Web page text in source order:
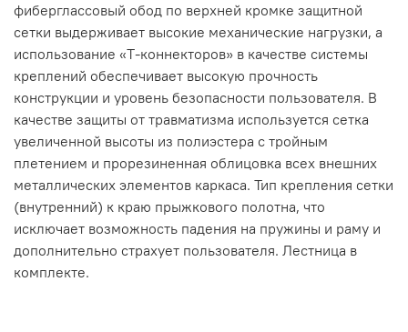
фиберглассовый обод по верхней кромке защитной
сетки выдерживает высокие механические нагрузки, а
использование «Т-коннекторов» в качестве системы
креплений обеспечивает высокую прочность
конструкции и уровень безопасности пользователя. В
качестве защиты от травматизма используется сетка
увеличенной высоты из полиэстера с тройным
плетением и прорезиненная облицовка всех внешних
металлических элементов каркаса. Тип крепления сетки
(внутренний) к краю прыжкового полотна, что
исключает возможность падения на пружины и раму и
дополнительно страхует пользователя. Лестница в
комплекте.